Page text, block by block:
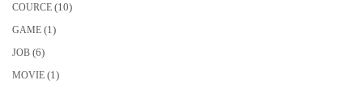
COURCE (10)
GAME (1)
JOB (6)
MOVIE (1)